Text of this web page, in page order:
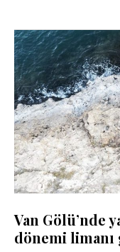
Van Gölü’nde
dönemi limanı